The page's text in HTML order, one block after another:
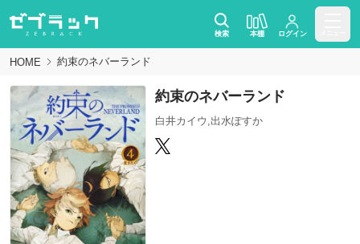
検索 本棚 ログイン
HOME 約束のネバーランド
約束のネバーランド
白井カイウ,出水ぽすか